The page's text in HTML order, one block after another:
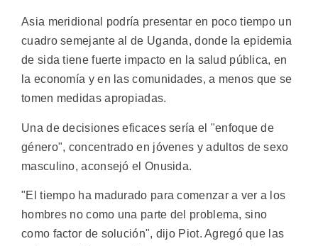
Asia meridional podría presentar en poco tiempo un
cuadro semejante al de Uganda, donde la epidemia
de sida tiene fuerte impacto en la salud pública, en
la economía y en las comunidades, a menos que se
tomen medidas apropiadas.
Una de decisiones eficaces sería el "enfoque de
género", concentrado en jóvenes y adultos de sexo
masculino, aconsejó el Onusida.
"El tiempo ha madurado para comenzar a ver a los
hombres no como una parte del problema, sino
como factor de solución", dijo Piot. Agregó que las